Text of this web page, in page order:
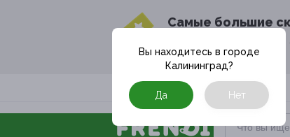
Cамые большие
в твоём
Москва
Вы находитесь в городе
Калининград?
Да Нет